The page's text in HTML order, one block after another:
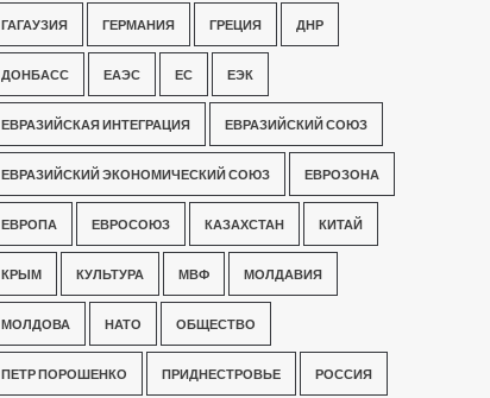
ГАГАУЗИЯ ГЕРМАНИЯ ГРЕЦИЯ ДНР
ДОНБАСС ЕАЭС ЕС ЕЭК
ЕВРАЗИЙСКАЯ ИНТЕГРАЦИЯ ЕВРАЗИЙСКИЙ СОЮЗ
ЕВРАЗИЙСКИЙ ЭКОНОМИЧЕСКИЙ СОЮЗ ЕВРОЗОНА
ЕВРОПА ЕВРОСОЮЗ КАЗАХСТАН КИТАЙ
КРЫМ КУЛЬТУРА МВФ МОЛДАВИЯ
МОЛДОВА НАТО ОБЩЕСТВО
ПЕТР ПОРОШЕНКО ПРИДНЕСТРОВЬЕ РОССИЯ